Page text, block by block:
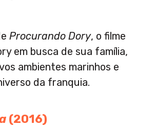
Procurando Dory, o filme
em busca de sua família,
ambientes marinhos e
da franquia.
(2016)